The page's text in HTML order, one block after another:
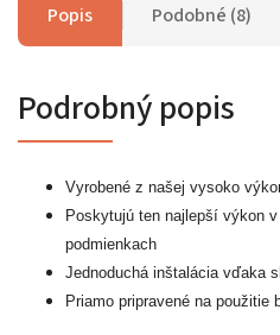
Popis Podobné (8)
Podrobný popis
Vyrobené z našej vysoko
Poskytujú ten najlepší výkon
podmienkach
Jednoduchá inštalácia vďaka
Priamo pripravené na použitie